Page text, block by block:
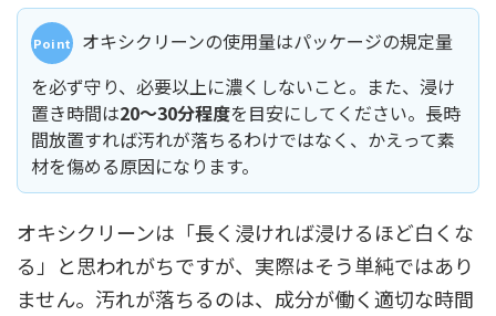
オキシクリーンの使用量はパッケージの規定量
を必ず守り、必要以上に濃くしないこと。また、浸け
置き時間は20〜30分程度を目安にしてください。長時
間放置すれば汚れが落ちるわけではなく、かえって素
材を傷める原因になります。
オキシクリーンは「長く浸ければ浸けるほど白くな
る」と思われがちですが、実際はそう単純ではあり
ません。汚れが落ちるのは、成分が働く適切な時間